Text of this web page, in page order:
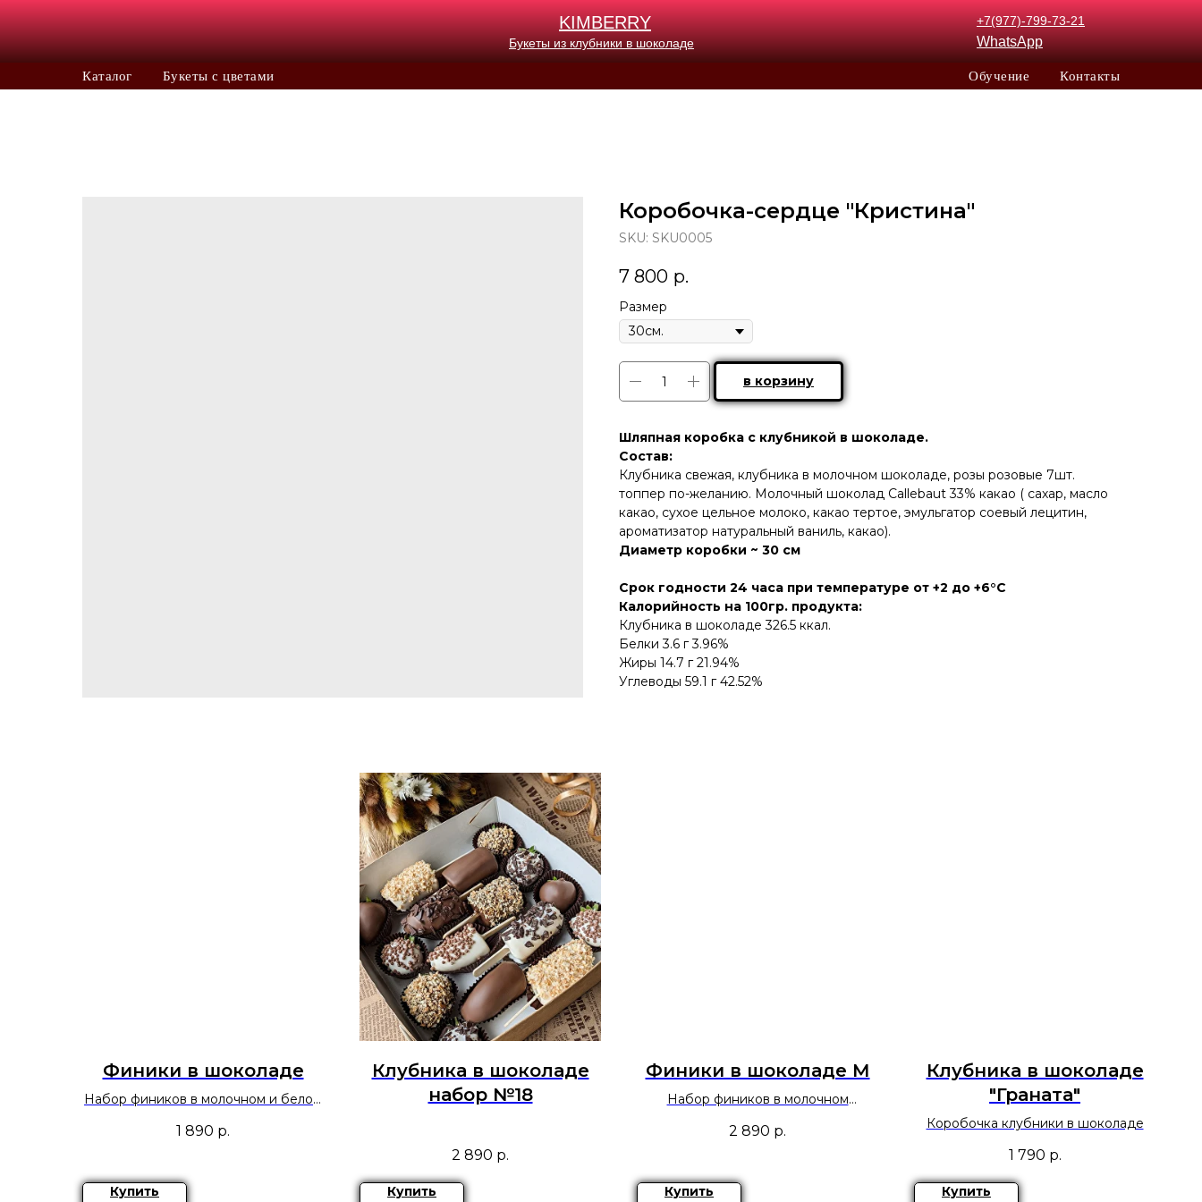
KIMBERRY +7(977)-799-73-21
WhatsApp
Букеты из клубники в шоколаде
Каталог Букеты с цветами Обучение Контакты
Коробочка-сердце "Кристина"
SKU: SKU0005
7 800 р.
Размер
в корзину
Шляпная коробка с клубникой в шоколаде.
Состав:
Клубника свежая, клубника в молочном шоколаде, розы розовые 7шт.
топпер по-желанию. Молочный шоколад Callebaut 33% какао ( сахар, масло
какао, сухое цельное молоко, какао тертое, эмульгатор соевый лецитин,
ароматизатор натуральный ваниль, какао).
Диаметр коробки ~ 30 см
Срок годности 24 часа при температуре от +2 до +6°C
Калорийность на 100гр. продукта:
Клубника в шоколаде 326.5 ккал.
Белки 3.6 г 3.96%
Жиры 14.7 г 21.94%
Углеводы 59.1 г 42.52%
Финики в шоколаде
Набор фиников в молочном и белом
1 890 р.
Купить
Клубника в шоколаде
набор №18
2 890 р.
Купить
Финики в шоколаде М
Набор фиников в молочном
2 890 р.
Купить
Клубника в шоколаде
"Граната"
Коробочка клубники в шоколаде
1 790 р.
Купить